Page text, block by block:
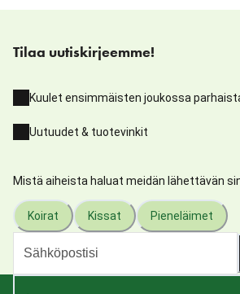
Tilaa uutiskirjeemme!
Kuulet ensimmäisten joukossa
Uutuudet & tuotevinkit
Mistä aiheista haluat meidän lähettävän
Koirat Kissat Pieneläimet